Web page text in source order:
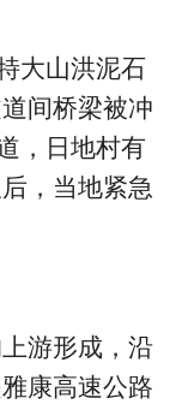
大山洪泥石
间桥梁被冲
，日地村有
，当地紧急
游形成，沿
康高速公路